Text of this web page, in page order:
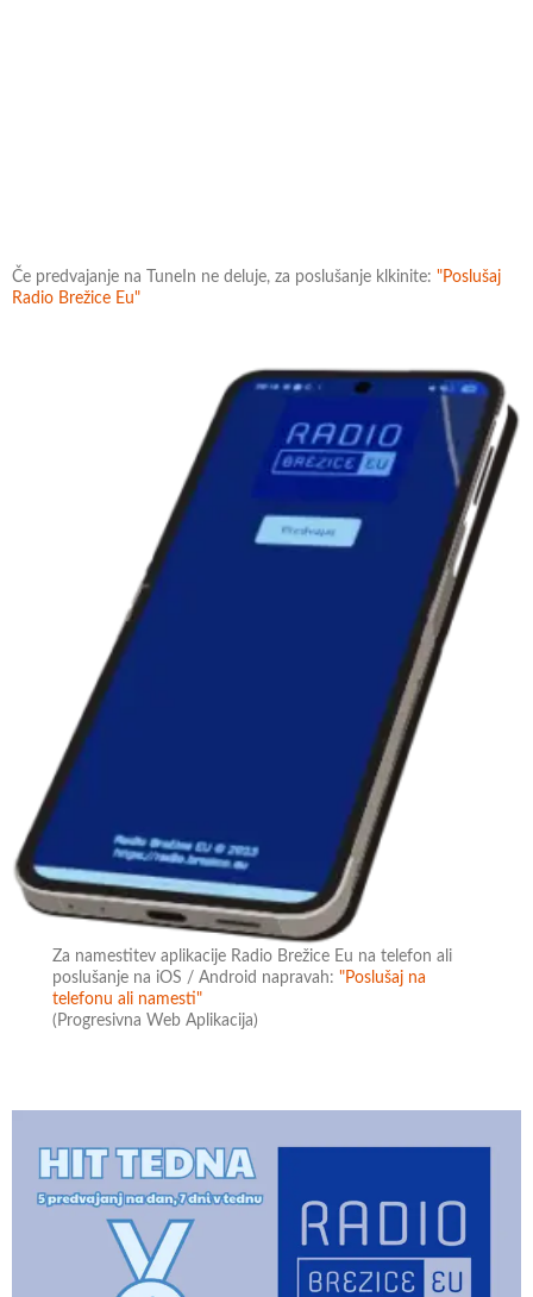
Če predvajanje na TuneIn ne deluje, za poslušanje klkinite: "Poslušaj
Radio Brežice Eu"
Za namestitev aplikacije Radio Brežice Eu na telefon ali
poslušanje na iOS / Android napravah:"Poslušaj na
telefonu ali namesti"
(Progresivna Web Aplikacija)